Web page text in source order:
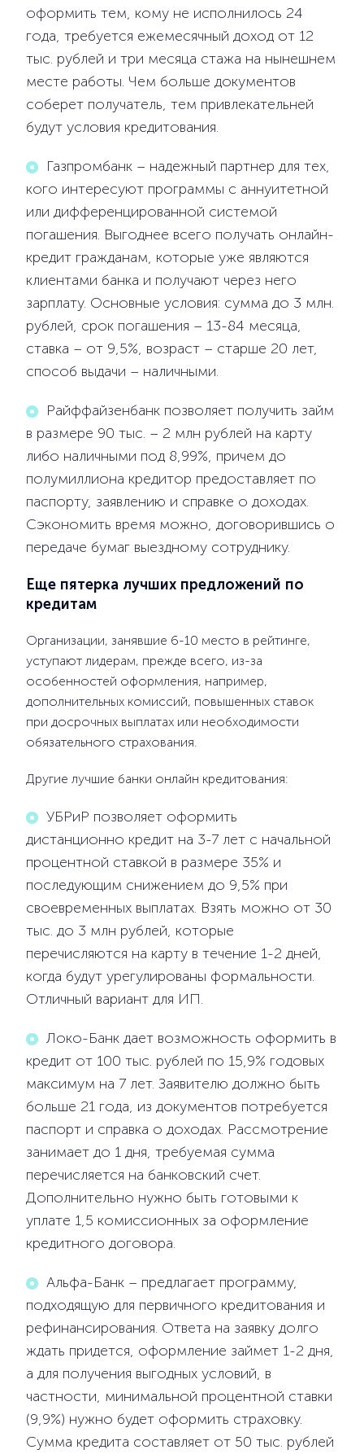
оформить тем, кому не исполнилось 24
года, требуется ежемесячный доход от 12
тыс. рублей и три месяца стажа на нынешнем
месте работы. Чем больше документов
соберет получатель, тем привлекательней
будут условия кредитования.
Газпромбанк – надежный партнер для тех,
кого интересуют программы с аннуитетной
или дифференцированной системой
погашения. Выгоднее всего получать онлайн-
кредит гражданам, которые уже являются
клиентами банка и получают через него
зарплату. Основные условия: сумма до 3 млн.
рублей, срок погашения – 13-84 месяца,
ставка – от 9,5%, возраст – старше 20 лет,
способ выдачи – наличными.
Райффайзенбанк позволяет получить займ
в размере 90 тыс. – 2 млн рублей на карту
либо наличными под 8,99%, причем до
полумиллиона кредитор предоставляет по
паспорту, заявлению и справке о доходах.
Сэкономить время можно, договорившись о
передаче бумаг выездному сотруднику.
Еще пятерка лучших предложений по
кредитам
Организации, занявшие 6-10 место в рейтинге,
уступают лидерам, прежде всего, из-за
особенностей оформления, например,
дополнительных комиссий, повышенных ставок
при досрочных выплатах или необходимости
обязательного страхования.
Другие лучшие банки онлайн кредитования:
УБРиР позволяет оформить
дистанционно кредит на 3-7 лет с начальной
процентной ставкой в размере 35% и
последующим снижением до 9,5% при
своевременных выплатах. Взять можно от 30
тыс. до 3 млн рублей, которые
перечисляются на карту в течение 1-2 дней,
когда будут урегулированы формальности.
Отличный вариант для ИП.
Локо-Банк дает возможность оформить в
кредит от 100 тыс. рублей по 15,9% годовых
максимум на 7 лет. Заявителю должно быть
больше 21 года, из документов потребуется
паспорт и справка о доходах. Рассмотрение
занимает до 1 дня, требуемая сумма
перечисляется на банковский счет.
Дополнительно нужно быть готовыми к
уплате 1,5 комиссионных за оформление
кредитного договора.
Альфа-Банк – предлагает программу,
подходящую для первичного кредитования и
рефинансирования. Ответа на заявку долго
ждать придется, оформление займет 1-2 дня,
а для получения выгодных условий, в
частности, минимальной процентной ставки
(9,9%) нужно будет оформить страховку.
Сумма кредита составляет от 50 тыс. рублей